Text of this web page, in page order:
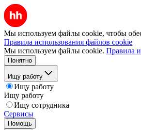
Мы используем файлы cookie, чтобы
Правила использования файлов cookie
Мы используем файлы cookie. Правила
Понятно
Ищу работу
Ищу работу
Ищу работу
Ищу сотрудника
Сервисы
Помощь